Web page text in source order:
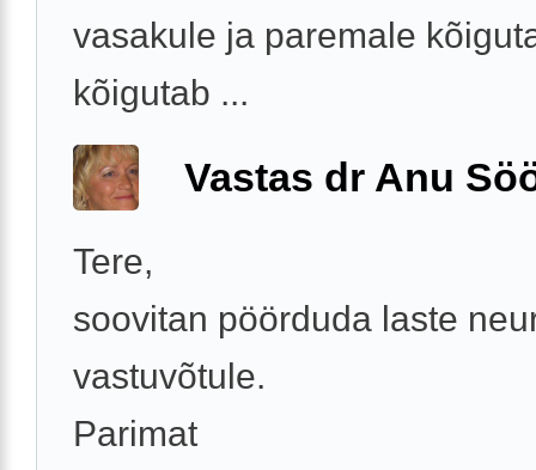
vasakule ja paremale
kõigutab ...
Vastas dr Anu
Tere,
soovitan pöörduda laste
vastuvõtule.
Parimat